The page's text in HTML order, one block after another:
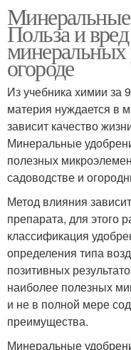
Минеральные
Польза и
минеральных
огороде
Из учебника химии за
материя нуждается в
зависит качество
Минеральные
полезных
садоводстве и
Метод влияния
препарата, для этого
классификация
определения типа
позитивных
наиболее полезных
и не в полной мере
преимущества.
Минеральные